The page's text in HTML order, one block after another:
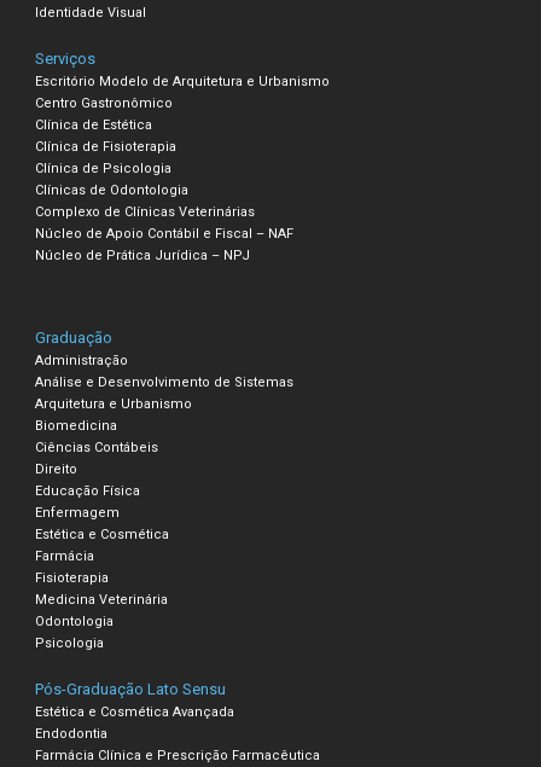
Identidade Visual
Serviços
Escritório Modelo de Arquitetura e Urbanismo
Centro Gastronômico
Clínica de Estética
Clínica de Fisioterapia
Clínica de Psicologia
Clínicas de Odontologia
Complexo de Clínicas Veterinárias
Núcleo de Apoio Contábil e Fiscal – NAF
Núcleo de Prática Jurídica – NPJ
Graduação
Administração
Análise e Desenvolvimento de Sistemas
Arquitetura e Urbanismo
Biomedicina
Ciências Contábeis
Direito
Educação Física
Enfermagem
Estética e Cosmética
Farmácia
Fisioterapia
Medicina Veterinária
Odontologia
Psicologia
Pós-Graduação Lato Sensu
Estética e Cosmética Avançada
Endodontia
Farmácia Clínica e Prescrição Farmacêutica